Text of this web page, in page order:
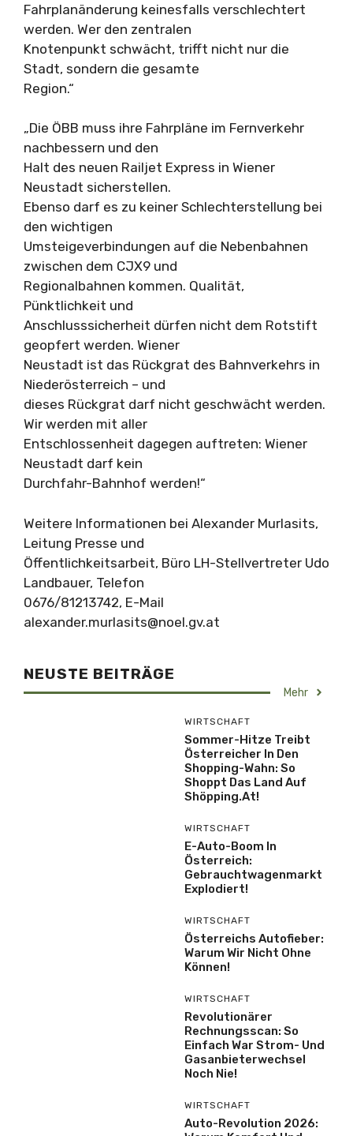
Fahrplanänderung keinesfalls verschlechtert
werden. Wer den zentralen
Knotenpunkt schwächt, trifft nicht nur die
Stadt, sondern die gesamte
Region.“
„Die ÖBB muss ihre Fahrpläne im Fernverkehr
nachbessern und den
Halt des neuen Railjet Express in Wiener
Neustadt sicherstellen.
Ebenso darf es zu keiner Schlechterstellung bei
den wichtigen
Umsteigeverbindungen auf die Nebenbahnen
zwischen dem CJX9 und
Regionalbahnen kommen. Qualität,
Pünktlichkeit und
Anschlusssicherheit dürfen nicht dem Rotstift
geopfert werden. Wiener
Neustadt ist das Rückgrat des Bahnverkehrs in
Niederösterreich – und
dieses Rückgrat darf nicht geschwächt werden.
Wir werden mit aller
Entschlossenheit dagegen auftreten: Wiener
Neustadt darf kein
Durchfahr-Bahnhof werden!“
Weitere Informationen bei Alexander Murlasits,
Leitung Presse und
Öffentlichkeitsarbeit, Büro LH-Stellvertreter Udo
Landbauer, Telefon
0676/81213742, E-Mail
alexander.murlasits@noel.gv.at
NEUSTE BEITRÄGE
Mehr
WIRTSCHAFT
Sommer-Hitze Treibt
Österreicher In Den
Shopping-Wahn: So
Shoppt Das Land Auf
Shöpping.at!
WIRTSCHAFT
E-Auto-Boom In
Österreich:
Gebrauchtwagenmarkt
Explodiert!
WIRTSCHAFT
Österreichs Autofieber:
Warum Wir Nicht Ohne
Können!
WIRTSCHAFT
Revolutionärer
Rechnungsscan: So
Einfach War Strom- Und
Gasanbieterwechsel
Noch Nie!
WIRTSCHAFT
Auto-Revolution 2026: